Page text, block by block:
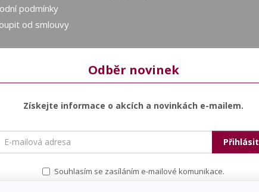
podmínky
od smlouvy
Odběr novinek
Získejte informace o akcích a novinkách e-mailem.
Přihlásit
Souhlasím se zasíláním e-mailové komunikace.